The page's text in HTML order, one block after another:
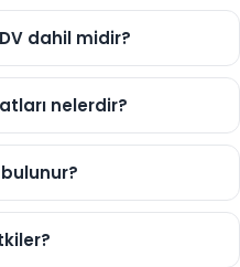
dahil midir?
nelerdir?
bulunur?